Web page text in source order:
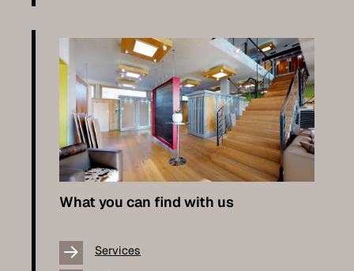
What you can find with us
Services